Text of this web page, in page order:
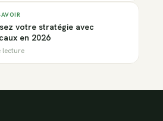
votre stratégie avec
en 2026
lecture